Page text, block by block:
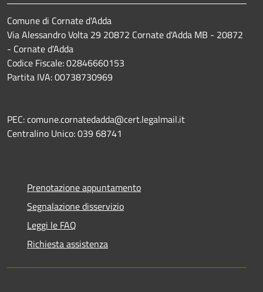
Comune di Cornate d'Adda
Via Alessandro Volta 29 20872 Cornate d'Adda MB - 20872
- Cornate d'Adda
Codice Fiscale: 02846660153
Partita IVA: 00738730969
PEC: comune.cornatedadda@cert.legalmail.it
Centralino Unico: 039 68741
Prenotazione appuntamento
Segnalazione disservizio
Leggi le FAQ
Richiesta assistenza